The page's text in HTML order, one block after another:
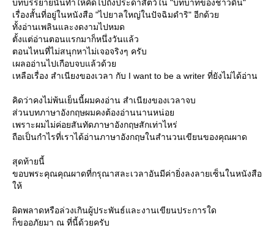
บทบรรยายนั้นทำให้คิดไปถึงประดาสัตว์ใน "บทบาทของชาวดิน"
เรื่องสั้นที่อยู่ในหนังสือ "ไปยาลใหญ่ในปัจฉิมดำริ" อีกด้ว
ทั้งอ่านเพลินและงดงามไปหมด
ตั้งแต่อ่านตอนแรกมาก็หนึ่งวันแล้ว
ตอนไหนที่ไม่สนุกหาไม่เจอจริงๆ ครับ
เผลออ่านไปเกือบจบแล้วด้ว
เหลือเรื่อง สำเนียงของเวลา กับ I want to be a writer ที่ยังไม่ได้อ่าน
คิดว่าคงไม่พ้นเย็นนี้ผมคงอ่าน สำเนียงของเวลาจบ
ส่วนบทภาษาอังกฤษผมคงต้องอ่านนานหน่อ
เพราะผมไม่ค่อยสันทัดภาษาอังกฤษสักเท่าไหร่
ถือเป็นกำไรที่เราได้อ่านภาษาอังกฤษในสำนวนเขียนของคุณผาด
สุดท้ายนี้
ขอบพระคุณคุณผาดที่กรุณาสละเวลาอันมีค่ายิ่งลงลายเซ็นในหนังสือ
ห้
ผิดพลาดหรือล่วงเกินผู้ประพันธ์และงานเขียนประการใด
ก็ขออภัยมา ณ ที่นี้ด้วยครับ